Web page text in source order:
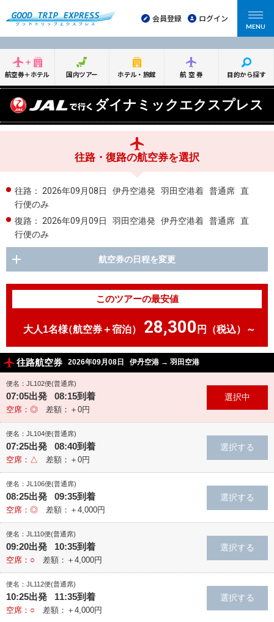
会員登録 ログイン
MENU
航空券＋ホテル 国内ツアー ホテル・旅館 航空券 目的から探す
ダイナミックエクスプレス
往路・復路の航空券を選択
往路： 2026年09月08日 伊丹空港発 羽田空港着 普通席 直
行便のみ
復路：
2026年09月09日 羽田空港発 伊丹空港着 普通席 直
行便のみ
航空券の日程を変更
このツアーの最安値
大人1名様（航空券＋宿泊） 28,300 円（税込）～
往路航空券 2026年09月08日 伊丹空港 → 羽田空港
便名：JL102便(普通席)
07:05出発 08:15到着
空席：◎ 差額：＋0円
便名：JL104便(普通席)
07:25出発 08:40到着
空席：△ 差額：＋0円
便名：JL106便(普通席)
08:25出発 09:35到着
空席：◎ 差額：＋4,000円
便名：JL110便(普通席)
09:20出発 10:35到着
空席：○ 差額：＋4,000円
便名：JL112便(普通席)
10:25出発 11:35到着
空席：○ 差額：＋4,000円